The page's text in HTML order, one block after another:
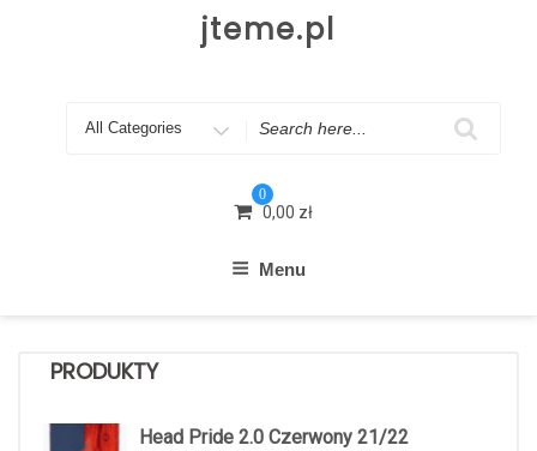
jteme.pl
Search
0
0,00 zł
Menu
PRODUKTY
Head Pride 2.0 Czerwony 21/22